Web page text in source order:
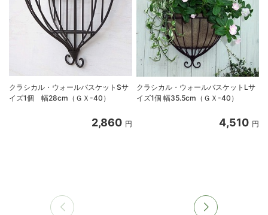
クラシカル・ウォールバスケットSサ
イズ1個 幅28cm（ＧＸ-40）
2,860 円
クラシカル・ウォールバスケットLサ
イズ1個 幅35.5cm（ＧＸ-40）
4,510 円